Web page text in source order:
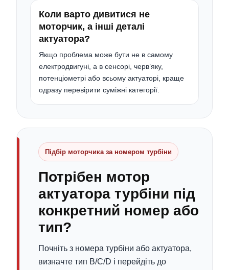
Коли варто дивитися не
моторчик, а інші деталі
актуатора?
Якщо проблема може бути не в самому
електродвигуні, а в сенсорі, черв’яку,
потенціометрі або всьому актуаторі, краще
одразу перевірити суміжні категорії.
Підбір моторчика за номером турбіни
Потрібен мотор
актуатора турбіни під
конкретний номер або
тип?
Почніть з номера турбіни або актуатора,
визначте тип B/C/D і перейдіть до